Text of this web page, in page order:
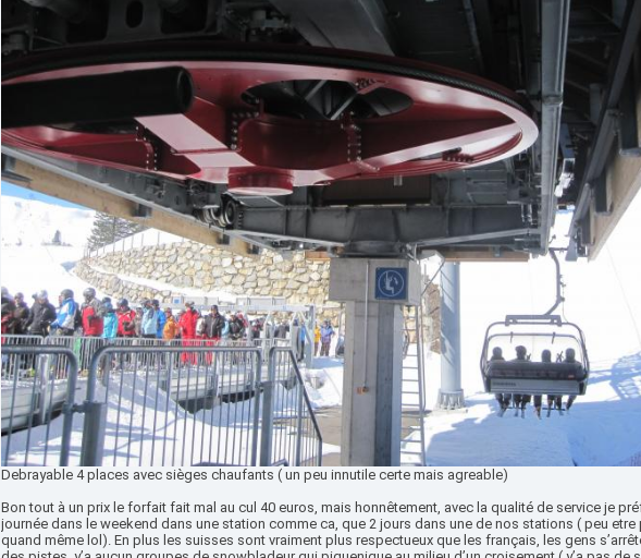
Debrayable 4 places avec sièges chaufants ( un peu innutile certe mais agreable)
Bon tout à un prix le forfait fait mal au cul 40 euros, mais honnêtement, avec la qualité de service je
journée dans le weekend dans une station comme ca, que 2 jours dans une de nos stations ( peu etre
quand même lol). En plus les suisses sont vraiment plus respectueux que les français, les gens